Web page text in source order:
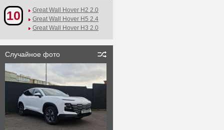
10
Great Wall Hover H2 2.0
Great Wall Hover H5 2.4
Great Wall Hover H3 2.0
Случайное фото